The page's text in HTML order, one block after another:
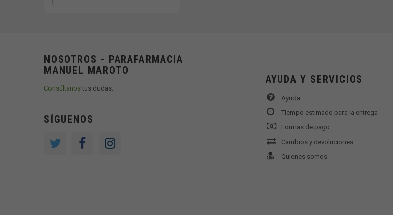
NOSOTROS - PARAFARMACIA
MANUEL MAROTO
Consúltanostus dudas.
SÍGUENOS
AYUDA Y SERVICIOS
Ayuda
Tiempo estimado para la entrega
Formas de pago
Cambios y devoluciones
Quienes somos